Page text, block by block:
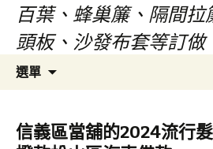
百葉、蜂巢簾、隔間
頭板、沙發布套等訂做
選單
容
信義區當舖的2024流行